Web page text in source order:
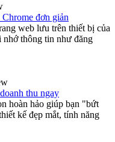
đơn giản
web lưu trên thiết bị của
thông tin như đăng
thu ngay
hoàn hảo giúp bạn "bứt
kế đẹp mắt, tính năng